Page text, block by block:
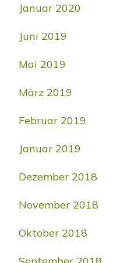
Januar 2020
Juni 2019
Mai 2019
März 2019
Februar 2019
Januar 2019
Dezember 2018
November 2018
Oktober 2018